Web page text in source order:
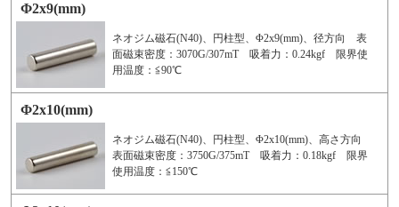
Φ2x9(mm)
ネオジム磁石(N40)、円柱型、Φ2x9(mm)、径方向 表
面磁束密度：3070G/307mT 吸着力：0.24kgf 限界使
用温度：≦90℃
Φ2x10(mm)
ネオジム磁石(N40)、円柱型、Φ2x10(mm)、高さ方向
表面磁束密度：3750G/375mT 吸着力：0.18kgf 限界
使用温度：≦150℃